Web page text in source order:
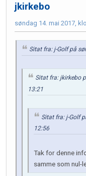
jkirkebo
søndag 14. mai 2017,
Sitat fra: j-Golf på
Sitat fra: jkirkebo
13:21
Sitat fra: j-Golf
12:56
Tak for denne
samme som nul-